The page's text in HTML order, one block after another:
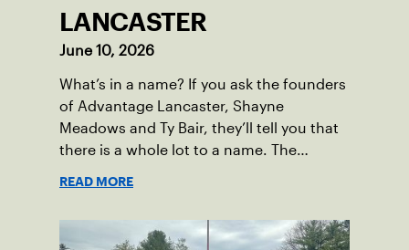
LANCASTER
June 10, 2026
What’s in a name? If you ask the founders
of Advantage Lancaster, Shayne
Meadows and Ty Bair, they’ll tell you that
there is a whole lot to a name. The
READ MORE